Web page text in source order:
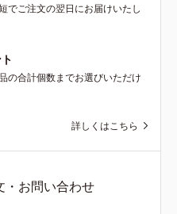
でご注文の翌日にお届けいたし
の合計個数までお選びいただけ
詳しくはこちら
・お問い合わせ